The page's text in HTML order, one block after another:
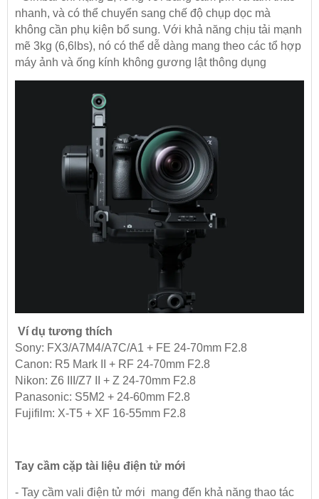
nhanh, và có thể chuyển sang chế độ chụp dọc mà
không cần phụ kiện bổ sung. Với khả năng chịu tải mạnh
mẽ 3kg (6,6lbs), nó có thể dễ dàng mang theo các tổ hợp
máy ảnh và ống kính không gương lật thông dụng
Ví dụ tương thích
Sony: FX3/A7M4/A7C/A1 + FE 24-70mm F2.8
Canon: R5 Mark II + RF 24-70mm F2.8
Nikon: Z6 III/Z7 II + Z 24-70mm F2.8
Panasonic: S5M2 + 24-60mm F2.8
Fujifilm: X-T5 + XF 16-55mm F2.8
Tay cầm cặp tài liệu điện tử mới
- Tay cầm vali điện tử mới mang đến khả năng thao tác